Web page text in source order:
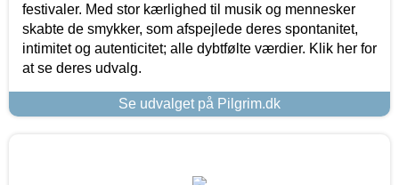
festivaler. Med stor kærlighed til musik og mennesker
skabte de smykker, som afspejlede deres spontanitet,
intimitet og autenticitet; alle dybtfølte værdier. Klik her for
at se deres udvalg.
Se udvalget på Pilgrim.dk